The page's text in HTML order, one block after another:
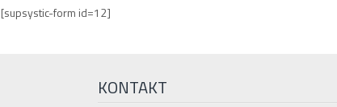
[supsystic-form id=12]
KONTAKT